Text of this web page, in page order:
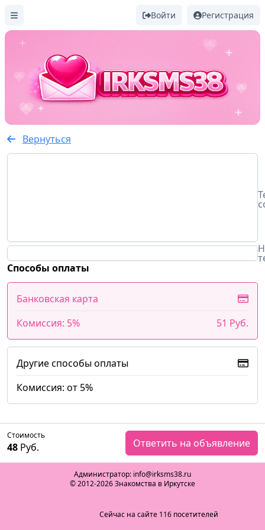
Войти Регистрация
Вернуться
Способы оплаты
Банковская карта
Комиссия: 5%
51 Руб.
Другие способы оплаты
Комиссия: от 5%
Стоимость
48 Руб. Ответить на объявление
Администратор: info@irksms38.ru
© 2012-2026 Знакомства в Иркутске
Сейчас на сайте 116 посетителей